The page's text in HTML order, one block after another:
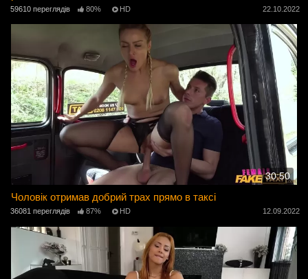
59610 переглядів 80% HD 22.10.2022
30:50
Чоловік отримав добрий трах прямо в таксі
36081 переглядів 87% HD 12.09.2022